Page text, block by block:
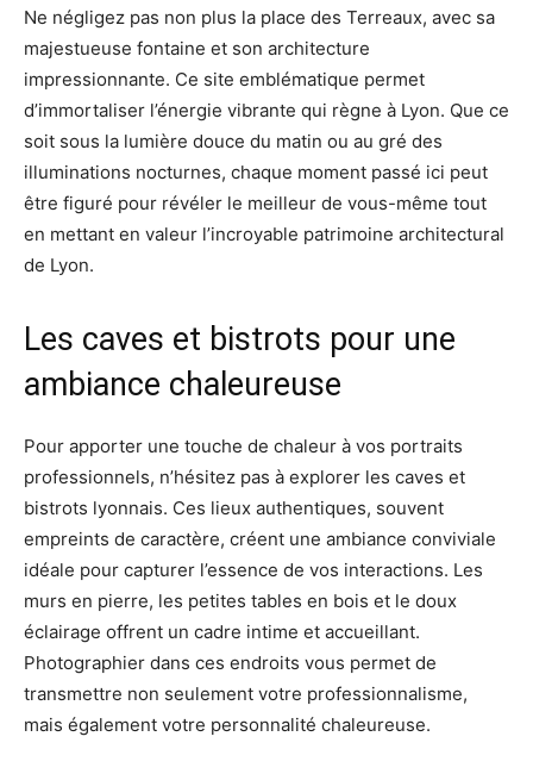
Ne négligez pas non plus la place des Terreaux, avec sa
majestueuse fontaine et son architecture
impressionnante. Ce site emblématique permet
d’immortaliser l’énergie vibrante qui règne à Lyon. Que ce
soit sous la lumière douce du matin ou au gré des
illuminations nocturnes, chaque moment passé ici peut
être figuré pour révéler le meilleur de vous-même tout
en mettant en valeur l’incroyable patrimoine architectural
de Lyon.
Les caves et bistrots pour une
ambiance chaleureuse
Pour apporter une touche de chaleur à vos portraits
professionnels, n’hésitez pas à explorer les caves et
bistrots lyonnais. Ces lieux authentiques, souvent
empreints de caractère, créent une ambiance conviviale
idéale pour capturer l’essence de vos interactions. Les
murs en pierre, les petites tables en bois et le doux
éclairage offrent un cadre intime et accueillant.
Photographier dans ces endroits vous permet de
transmettre non seulement votre professionnalisme,
mais également votre personnalité chaleureuse.